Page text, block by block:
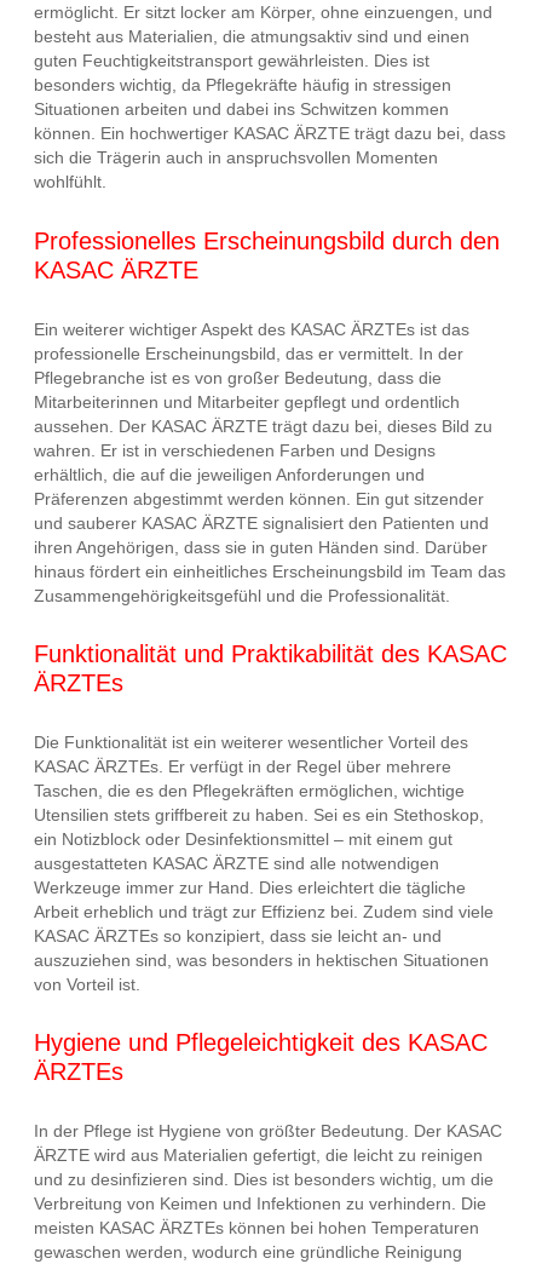
ermöglicht. Er sitzt locker am Körper, ohne einzuengen, und
besteht aus Materialien, die atmungsaktiv sind und einen
guten Feuchtigkeitstransport gewährleisten. Dies ist
besonders wichtig, da Pflegekräfte häufig in stressigen
Situationen arbeiten und dabei ins Schwitzen kommen
können. Ein hochwertiger KASAC ÄRZTE trägt dazu bei, dass
sich die Trägerin auch in anspruchsvollen Momenten
wohlfühlt.
Professionelles Erscheinungsbild durch den
KASAC ÄRZTE
Ein weiterer wichtiger Aspekt des KASAC ÄRZTEs ist das
professionelle Erscheinungsbild, das er vermittelt. In der
Pflegebranche ist es von großer Bedeutung, dass die
Mitarbeiterinnen und Mitarbeiter gepflegt und ordentlich
aussehen. Der KASAC ÄRZTE trägt dazu bei, dieses Bild zu
wahren. Er ist in verschiedenen Farben und Designs
erhältlich, die auf die jeweiligen Anforderungen und
Präferenzen abgestimmt werden können. Ein gut sitzender
und sauberer KASAC ÄRZTE signalisiert den Patienten und
ihren Angehörigen, dass sie in guten Händen sind. Darüber
hinaus fördert ein einheitliches Erscheinungsbild im Team das
Zusammengehörigkeitsgefühl und die Professionalität.
Funktionalität und Praktikabilität des KASAC
ÄRZTEs
Die Funktionalität ist ein weiterer wesentlicher Vorteil des
KASAC ÄRZTEs. Er verfügt in der Regel über mehrere
Taschen, die es den Pflegekräften ermöglichen, wichtige
Utensilien stets griffbereit zu haben. Sei es ein Stethoskop,
ein Notizblock oder Desinfektionsmittel – mit einem gut
ausgestatteten KASAC ÄRZTE sind alle notwendigen
Werkzeuge immer zur Hand. Dies erleichtert die tägliche
Arbeit erheblich und trägt zur Effizienz bei. Zudem sind viele
KASAC ÄRZTEs so konzipiert, dass sie leicht an- und
auszuziehen sind, was besonders in hektischen Situationen
von Vorteil ist.
Hygiene und Pflegeleichtigkeit des KASAC
ÄRZTEs
In der Pflege ist Hygiene von größter Bedeutung. Der KASAC
ÄRZTE wird aus Materialien gefertigt, die leicht zu reinigen
und zu desinfizieren sind. Dies ist besonders wichtig, um die
Verbreitung von Keimen und Infektionen zu verhindern. Die
meisten KASAC ÄRZTEs können bei hohen Temperaturen
gewaschen werden, wodurch eine gründliche Reinigung